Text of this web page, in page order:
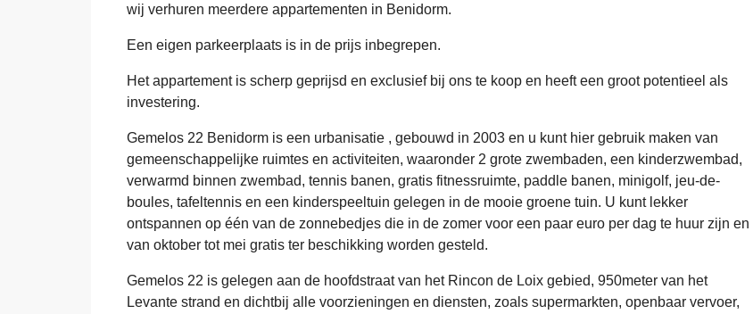
wij verhuren meerdere appartementen in Benidorm.
Een eigen parkeerplaats is in de prijs inbegrepen.
Het appartement is scherp geprijsd en exclusief bij ons te koop en heeft een groot potentieel als
investering.
Gemelos 22 Benidorm is een urbanisatie , gebouwd in 2003 en u kunt hier gebruik maken van
gemeenschappelijke ruimtes en activiteiten, waaronder 2 grote zwembaden, een kinderzwembad,
verwarmd binnen zwembad, tennis banen, gratis fitnessruimte, paddle banen, minigolf, jeu-de-
boules, tafeltennis en een kinderspeeltuin gelegen in de mooie groene tuin. U kunt lekker
ontspannen op één van de zonnebedjes die in de zomer voor een paar euro per dag te huur zijn en
van oktober tot mei gratis ter beschikking worden gesteld.
Gemelos 22 is gelegen aan de hoofdstraat van het Rincon de Loix gebied, 950meter van het
Levante strand en dichtbij alle voorzieningen en diensten, zoals supermarkten, openbaar vervoer,